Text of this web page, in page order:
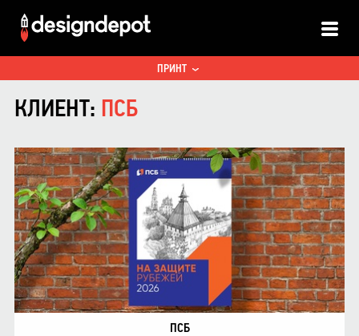
ПРИНТ
КЛИЕНТ: ПСБ
ПСБ